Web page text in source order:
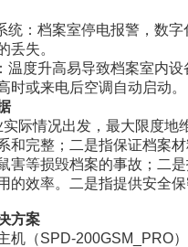
统：档案室停电报警，数
丢失。
温度升高易导致档案室内
时或来电后空调自动启动。
实际情况出发，最大限度地
和完整；二是指保证档案
害等损毁档案的事故；二
的效率。二是指提供安全
方案
机（SPD-200GSM_PRO）